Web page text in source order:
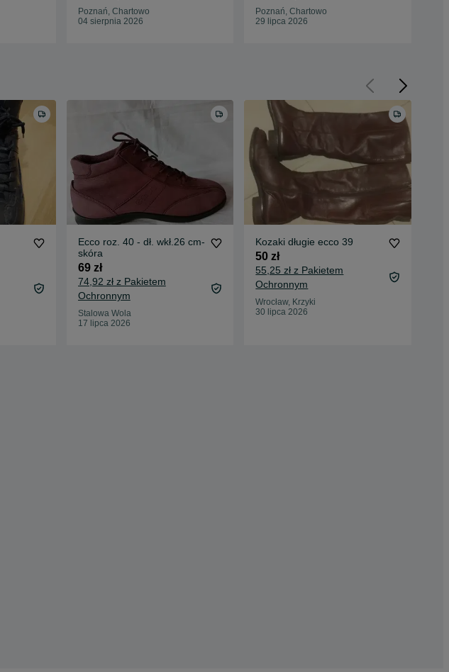
Poznań, Chartowo
04 sierpnia 2026
Poznań, Chartowo
29 lipca 2026
Ecco roz. 40 - dł. wkł.26 cm-
skóra
69 zł
74,92 zł z Pakietem
Ochronnym
Stalowa Wola
17 lipca 2026
Kozaki długie ecco 39
50 zł
55,25 zł z Pakietem
Ochronnym
Wrocław, Krzyki
30 lipca 2026